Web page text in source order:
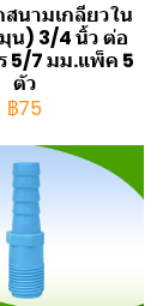
นามเกลียวใน
น) 3/4 นิ้ว ต่อ
5/7 มม.แพ็ค 5
ตัว
฿75